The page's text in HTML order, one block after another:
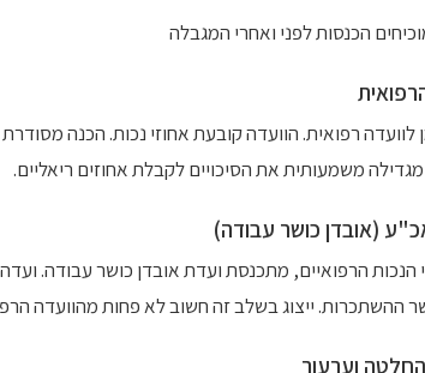
הכנסות לפני ואחרי המגבלה
לוועדה רפואית. הוועדה קובעת אחוזי נכות. הכנה
משמעותית את הסיכויים לקבלת אחוזים ריאליים.
הנכות הרפואיים, מתכנסת ועדת אובדן כושר עבודה.
ההשתכרות. ייצוג בשלב זה חשוב לא פחות מהוועדה